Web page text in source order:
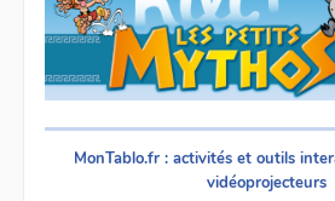
MonTablo.fr : activités et outils
vidéoprojecteurs